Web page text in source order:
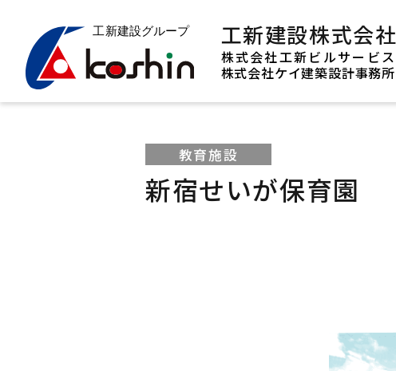
工新建設株式会社
株式会社工新ビルサービス
株式会社ケイ建築設計事務所
教育施設
新宿せいが保育園